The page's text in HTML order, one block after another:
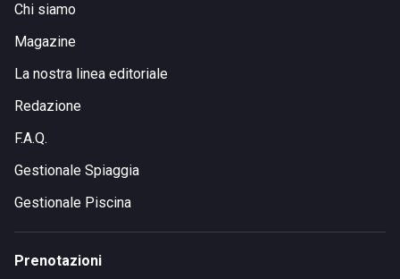
Chi siamo
Magazine
La nostra linea editoriale
Redazione
F.A.Q.
Gestionale Spiaggia
Gestionale Piscina
Prenotazioni